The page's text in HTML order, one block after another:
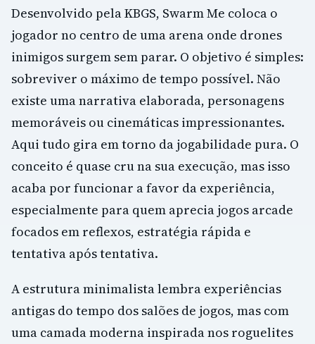
Desenvolvido pela KBGS, Swarm Me coloca o
jogador no centro de uma arena onde drones
inimigos surgem sem parar. O objetivo é simples:
sobreviver o máximo de tempo possível. Não
existe uma narrativa elaborada, personagens
memoráveis ou cinemáticas impressionantes.
Aqui tudo gira em torno da jogabilidade pura. O
conceito é quase cru na sua execução, mas isso
acaba por funcionar a favor da experiência,
especialmente para quem aprecia jogos arcade
focados em reflexos, estratégia rápida e
tentativa após tentativa.
A estrutura minimalista lembra experiências
antigas do tempo dos salões de jogos, mas com
uma camada moderna inspirada nos roguelites